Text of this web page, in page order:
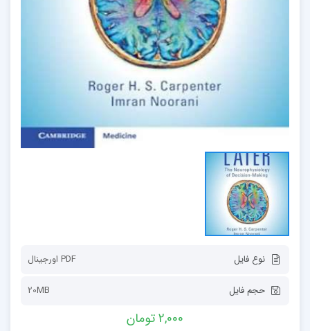
نوع فایل PDF اورجينال
حجم فایل 20MB
2,000 تومان